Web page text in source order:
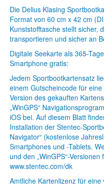
Die Delius Klasing
Format von 60 cm x 42 cm
Kunststofftasche stellt sicher,
transportieren und sicher an
Digitale Seekarte als 365-
Smartphone gratis:
Jedem Sportbootkartensatz
einem Gutscheincode für
Version des gekauften
„WinGPS“
iOS bei. Auf diesem Blatt
Installation der Stentec-
Navigator“ (kostenlose
Smartphones und -Tablets.
und den „WinGPS“-
www.stentec.com/dk
Amtliche Kartenlizenz für